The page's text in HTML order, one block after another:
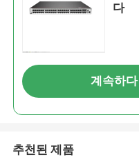
다
계속하다
추천된 제품